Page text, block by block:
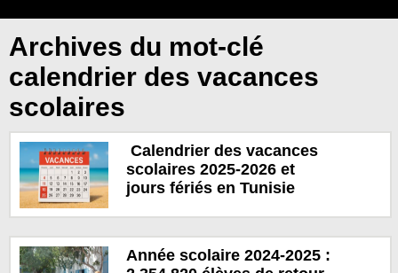
Archives du mot-clé
calendrier des vacances
scolaires
Calendrier des vacances
scolaires 2025-2026 et
jours fériés en Tunisie
Année scolaire 2024-2025 :